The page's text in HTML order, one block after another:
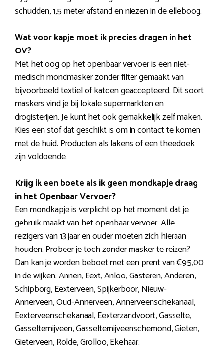
schudden, 1,5 meter afstand en niezen in de elleboog.
Wat voor kapje moet ik precies dragen in het
OV?
Met het oog op het openbaar vervoer is een niet-
medisch mondmasker zonder filter gemaakt van
bijvoorbeeld textiel of katoen geaccepteerd. Dit soort
maskers vind je bij lokale supermarkten en
drogisterijen. Je kunt het ook gemakkelijk zelf maken.
Kies een stof dat geschikt is om in contact te komen
met de huid. Producten als lakens of een theedoek
zijn voldoende.
Krijg ik een boete als ik geen mondkapje draag
in het Openbaar Vervoer?
Een mondkapje is verplicht op het moment dat je
gebruik maakt van het openbaar vervoer. Alle
reizigers van 13 jaar en ouder moeten zich hieraan
houden. Probeer je toch zonder masker te reizen?
Dan kan je worden beboet met een prent van €95,00
in de wijken: Annen, Eext, Anloo, Gasteren, Anderen,
Schipborg, Eexterveen, Spijkerboor, Nieuw-
Annerveen, Oud-Annerveen, Annerveenschekanaal,
Eexterveenschekanaal, Eexterzandvoort, Gasselte,
Gasselternijveen, Gasselternijveenschemond, Gieten,
Gieterveen, Rolde, Grolloo, Ekehaar.